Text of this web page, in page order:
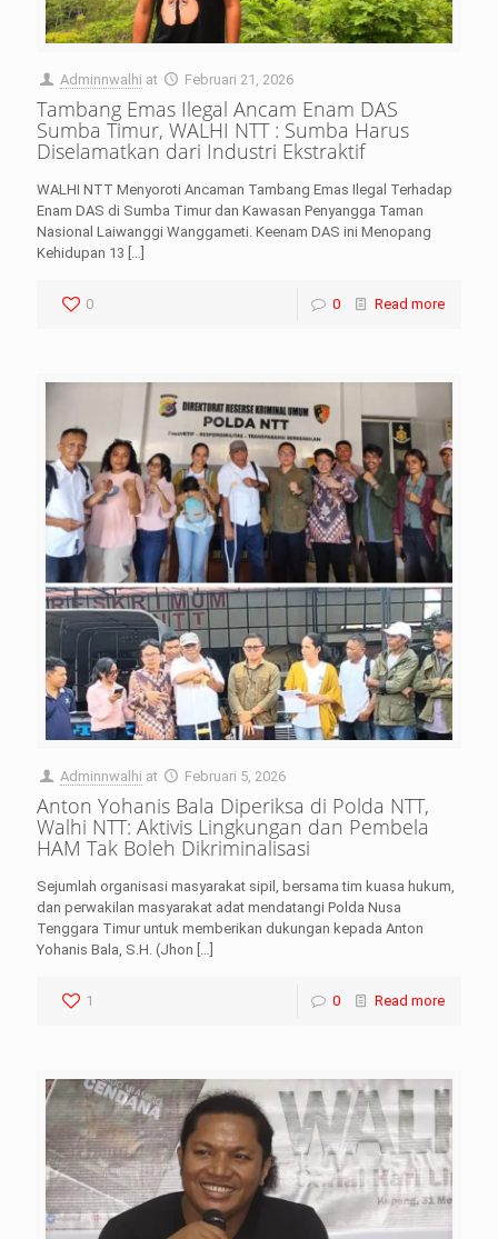
Adminnwalhi at Februari 21, 2026
Tambang Emas Ilegal Ancam Enam DAS
Sumba Timur, WALHI NTT : Sumba Harus
Diselamatkan dari Industri Ekstraktif
WALHI NTT Menyoroti Ancaman Tambang Emas Ilegal Terhadap
Enam DAS di Sumba Timur dan Kawasan Penyangga Taman
Nasional Laiwanggi Wanggameti. Keenam DAS ini Menopang
Kehidupan 13 […]
0 0 Read more
Adminnwalhi at Februari 5, 2026
Anton Yohanis Bala Diperiksa di Polda NTT,
Walhi NTT: Aktivis Lingkungan dan Pembela
HAM Tak Boleh Dikriminalisasi
Sejumlah organisasi masyarakat sipil, bersama tim kuasa hukum,
dan perwakilan masyarakat adat mendatangi Polda Nusa
Tenggara Timur untuk memberikan dukungan kepada Anton
Yohanis Bala, S.H. (Jhon […]
1 0 Read more